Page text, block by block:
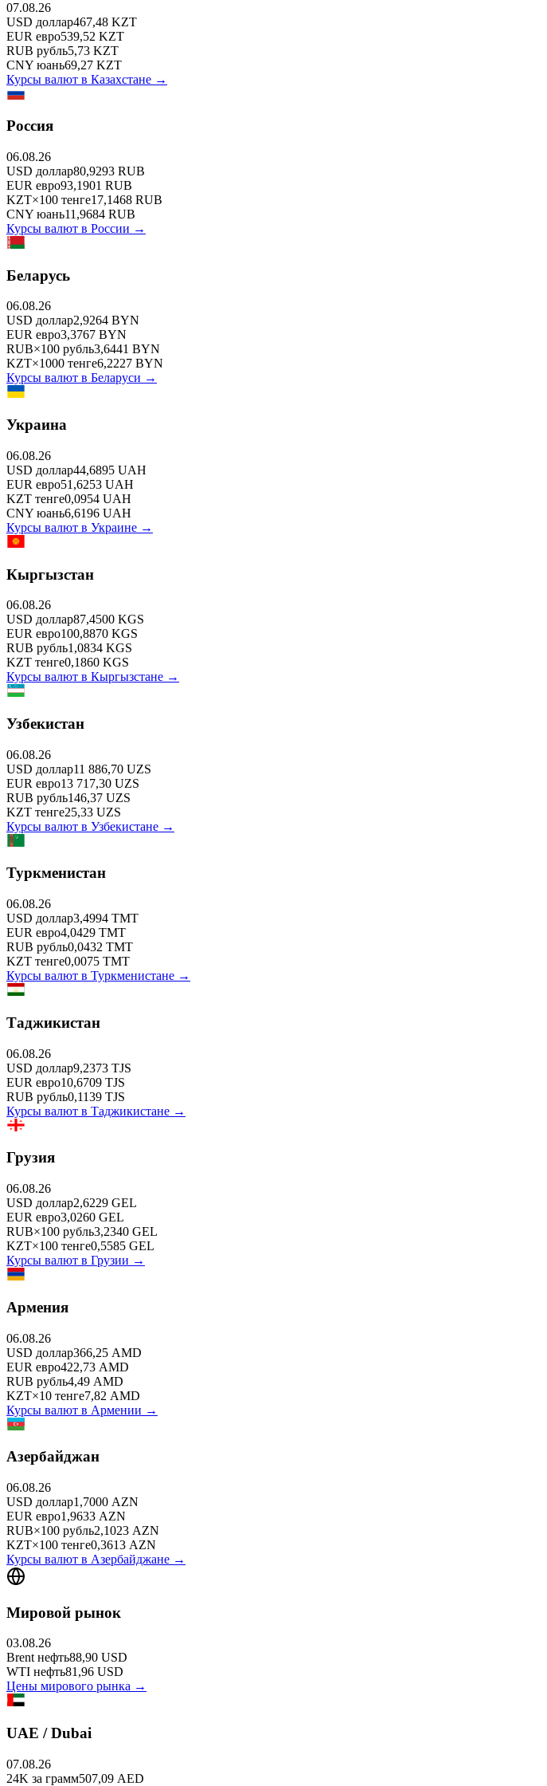
07.08.26
USD доллар467,48 KZT
EUR евро539,52 KZT
RUB рубль5,73 KZT
CNY юань69,27 KZT
Курсы валют в Казахстане →
Россия
06.08.26
USD доллар80,9293 RUB
EUR евро93,1901 RUB
KZT×100 тенге17,1468 RUB
CNY юань11,9684 RUB
Курсы валют в России →
Беларусь
06.08.26
USD доллар2,9264 BYN
EUR евро3,3767 BYN
RUB×100 рубль3,6441 BYN
KZT×1000 тенге6,2227 BYN
Курсы валют в Беларуси →
Украина
06.08.26
USD доллар44,6895 UAH
EUR евро51,6253 UAH
KZT тенге0,0954 UAH
CNY юань6,6196 UAH
Курсы валют в Украине →
Кыргызстан
06.08.26
USD доллар87,4500 KGS
EUR евро100,8870 KGS
RUB рубль1,0834 KGS
KZT тенге0,1860 KGS
Курсы валют в Кыргызстане →
Узбекистан
06.08.26
USD доллар11 886,70 UZS
EUR евро13 717,30 UZS
RUB рубль146,37 UZS
KZT тенге25,33 UZS
Курсы валют в Узбекистане →
Туркменистан
06.08.26
USD доллар3,4994 TMT
EUR евро4,0429 TMT
RUB рубль0,0432 TMT
KZT тенге0,0075 TMT
Курсы валют в Туркменистане →
Таджикистан
06.08.26
USD доллар9,2373 TJS
EUR евро10,6709 TJS
RUB рубль0,1139 TJS
Курсы валют в Таджикистане →
Грузия
06.08.26
USD доллар2,6229 GEL
EUR евро3,0260 GEL
RUB×100 рубль3,2340 GEL
KZT×100 тенге0,5585 GEL
Курсы валют в Грузии →
Армения
06.08.26
USD доллар366,25 AMD
EUR евро422,73 AMD
RUB рубль4,49 AMD
KZT×10 тенге7,82 AMD
Курсы валют в Армении →
Азербайджан
06.08.26
USD доллар1,7000 AZN
EUR евро1,9633 AZN
RUB×100 рубль2,1023 AZN
KZT×100 тенге0,3613 AZN
Курсы валют в Азербайджане →
Мировой рынок
03.08.26
Brent нефть88,90 USD
WTI нефть81,96 USD
Цены мирового рынка →
UAE / Dubai
07.08.26
24K за грамм507,09 AED